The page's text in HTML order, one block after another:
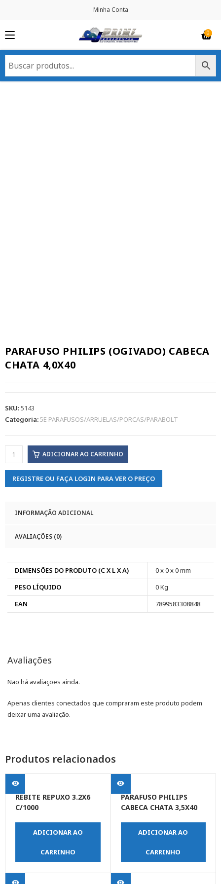
Minha Conta
PARAFUSO PHILIPS (OGIVADO) CABECA
CHATA 4,0X40
SKU:5143
Categoria:5E PARAFUSOS/ARRUELAS/PORCAS/PARABOLT
ADICIONAR AO CARRINHO
REGISTRE OU FAÇA LOGIN PARA VER O PREÇO
INFORMAÇÃO ADICIONAL
AVALIAÇÕES (0)
DIMENSÕES DO PRODUTO (C X L X A)
0 x 0 x 0 mm
PESO LÍQUIDO
0 Kg
EAN
7899583308848
Avaliações
Não há avaliações ainda.
Apenas clientes conectados que compraram este produto podem
deixar uma avaliação.
Produtos relacionados
REBITE REPUXO 3.2X6
C/1000
ADICIONAR AO
CARRINHO
PARAFUSO PHILIPS
CABECA CHATA 3,5X40
ADICIONAR AO
CARRINHO